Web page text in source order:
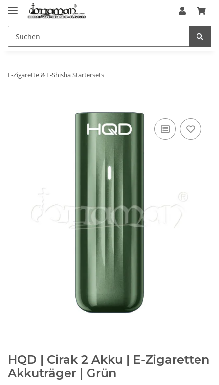
E-Zigarette & E-Shisha Startersets
HQD | Cirak 2 Akku | E-Zigaretten
Akkuträger | Grün